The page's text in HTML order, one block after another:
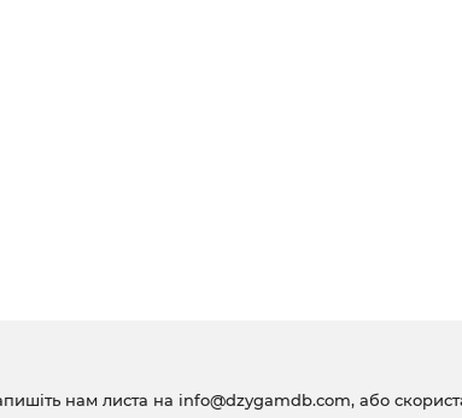
нам листа на info@dzygamdb.com, або